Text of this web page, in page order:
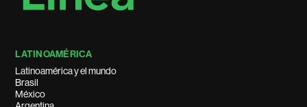
LATINOAMÉRICA
Latinoamérica y el mundo
Brasil
México